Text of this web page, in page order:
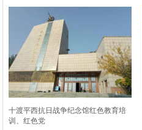
十渡平西抗日战争纪念馆红色教育培
训、红色党